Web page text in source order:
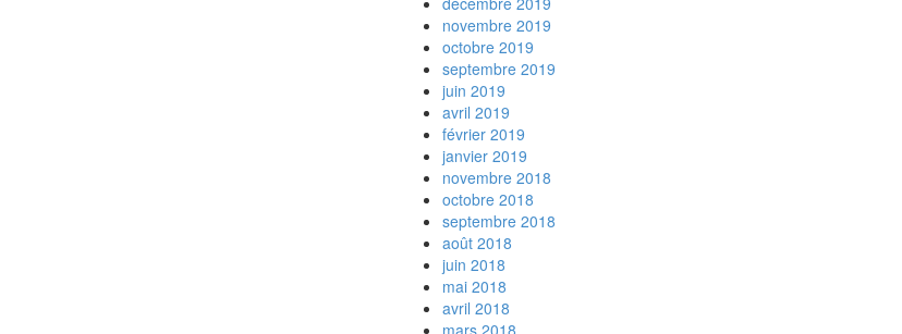
novembre 2019
octobre 2019
septembre 2019
juin 2019
avril 2019
février 2019
janvier 2019
novembre 2018
octobre 2018
septembre 2018
août 2018
juin 2018
mai 2018
avril 2018
mars 2018